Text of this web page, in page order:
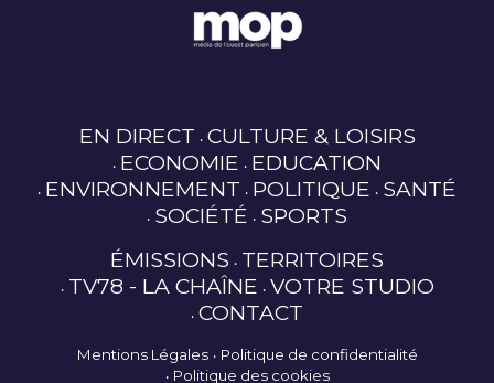
EN DIRECT CULTURE & LOISIRS
ECONOMIE EDUCATION
ENVIRONNEMENT POLITIQUE SANTÉ
SOCIÉTÉ SPORTS
ÉMISSIONS TERRITOIRES
TV78 - LA CHAÎNE VOTRE STUDIO
CONTACT
Mentions Légales
Politique de confidentialité
Politique des cookies